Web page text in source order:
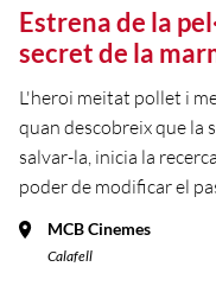
Estrena de la
secret de la
L'heroi meitat pollet i
quan descobreix que la
salvar-la, inicia la
poder de modificar el
MCB Cinemes
Calafell